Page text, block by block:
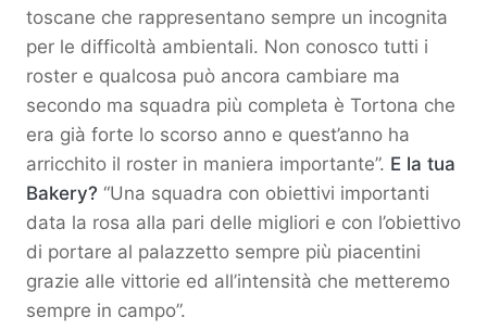
toscane che rappresentano sempre un incognita
per le difficoltà ambientali. Non conosco tutti i
roster e qualcosa può ancora cambiare ma
secondo ma squadra più completa è Tortona che
era già forte lo scorso anno e quest’anno ha
arricchito il roster in maniera importante”. E la tua
Bakery? “Una squadra con obiettivi importanti
data la rosa alla pari delle migliori e con l’obiettivo
di portare al palazzetto sempre più piacentini
grazie alle vittorie ed all’intensità che metteremo
sempre in campo”.